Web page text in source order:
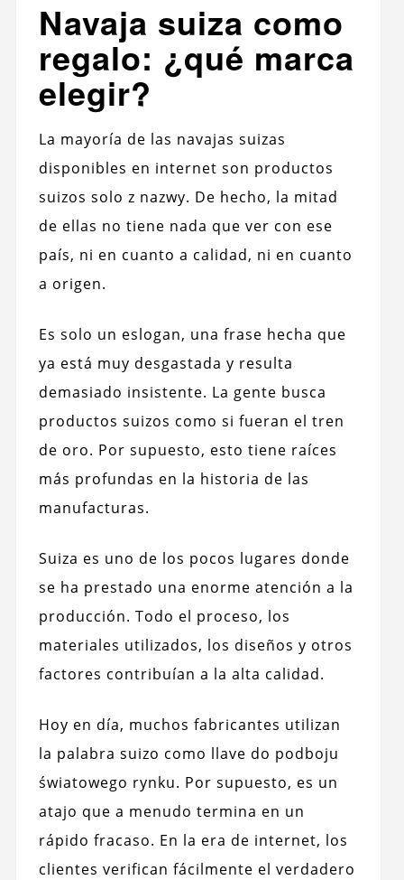
Navaja suiza como
regalo: ¿qué marca
elegir?
La mayoría de las navajas suizas
disponibles en internet son productos
suizos solo z nazwy. De hecho, la mitad
de ellas no tiene nada que ver con ese
país, ni en cuanto a calidad, ni en cuanto
a origen.
Es solo un eslogan, una frase hecha que
ya está muy desgastada y resulta
demasiado insistente. La gente busca
productos suizos como si fueran el tren
de oro. Por supuesto, esto tiene raíces
más profundas en la historia de las
manufacturas.
Suiza es uno de los pocos lugares donde
se ha prestado una enorme atención a la
producción. Todo el proceso, los
materiales utilizados, los diseños y otros
factores contribuían a la alta calidad.
Hoy en día, muchos fabricantes utilizan
la palabra suizo como llave do podboju
światowego rynku. Por supuesto, es un
atajo que a menudo termina en un
rápido fracaso. En la era de internet, los
clientes verifican fácilmente el verdadero